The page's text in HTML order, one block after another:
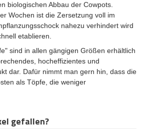
biologischen Abbau der Cowpots.
Wochen ist die Zersetzung voll im
nahezu verhindert wird
etablieren.
sind in allen gängigen Größen erhältlich
hocheffizientes und
dar. Dafür nimmt man gern hin, dass die
als Töpfe, die weniger
gefallen?